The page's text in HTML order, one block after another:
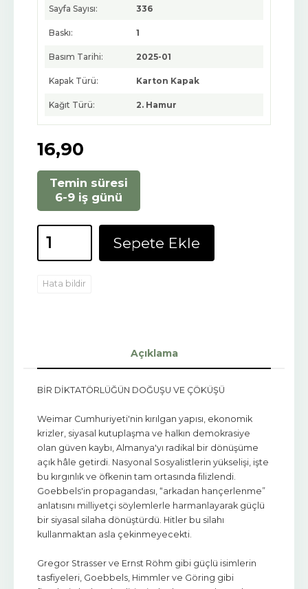
Sayfa Sayısı: 336
Baskı: 1
Basım Tarihi: 2025-01
Kapak Türü: Karton Kapak
Kağıt Türü: 2. Hamur
16,90
Temin süresi
6-9 iş günü
Sepete Ekle
Hata bildir
Açıklama
BİR DİKTATÖRLÜĞÜN DOĞUŞU VE ÇÖKÜŞÜ
Weimar Cumhuriyeti'nin kırılgan yapısı, ekonomik
krizler, siyasal kutuplaşma ve halkın demokrasiye
olan güven kaybı, Almanya'yı radikal bir dönüşüme
açık hâle getirdi. Nasyonal Sosyalistlerin yükselişi, işte
bu kırgınlık ve öfkenin tam ortasında filizlendi.
Goebbels'in propagandası, “arkadan hançerlenme”
anlatısını milliyetçi söylemlerle harmanlayarak güçlü
bir siyasal silaha dönüştürdü. Hitler bu silahı
kullanmaktan asla çekinmeyecekti.
Gregor Strasser ve Ernst Röhm gibi güçlü isimlerin
tasfiyeleri, Goebbels, Himmler ve Göring gibi